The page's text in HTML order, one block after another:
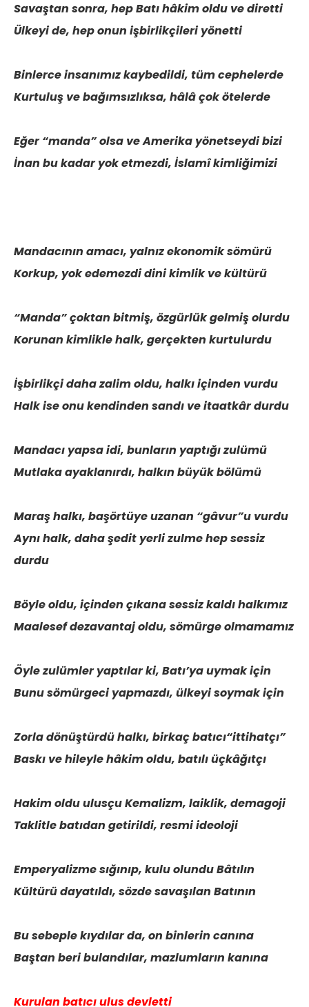
Savaştan sonra, hep Batı hâkim oldu ve diretti
Ülkeyi de, hep onun işbirlikçileri yönetti
Binlerce insanımız kaybedildi, tüm cephelerde
Kurtuluş ve bağımsızlıksa, hâlâ çok ötelerde
Eğer “manda” olsa ve Amerika yönetseydi bizi
İnan bu kadar yok etmezdi, İslamî kimliğimizi
Mandacının amacı, yalnız ekonomik sömürü
Korkup, yok edemezdi dini kimlik ve kültürü
“Manda” çoktan bitmiş, özgürlük gelmiş olurdu
Korunan kimlikle halk, gerçekten kurtulurdu
İşbirlikçi daha zalim oldu, halkı içinden vurdu
Halk ise onu kendinden sandı ve itaatkâr durdu
Mandacı yapsa idi, bunların yaptığı zulümü
Mutlaka ayaklanırdı, halkın büyük bölümü
Maraş halkı, başörtüye uzanan “gâvur”u vurdu
Aynı halk, daha şedit yerli zulme hep sessiz
durdu
Böyle oldu, içinden çıkana sessiz kaldı halkımız
Maalesef dezavantaj oldu, sömürge olmamamız
Öyle zulümler yaptılar ki, Batı’ya uymak için
Bunu sömürgeci yapmazdı, ülkeyi soymak için
Zorla dönüştürdü halkı, birkaç batıcı“ittihatçı”
Baskı ve hileyle hâkim oldu, batılı üçkâğıtçı
Hakim oldu ulusçu Kemalizm, laiklik, demagoji
Taklitle batıdan getirildi, resmi ideoloji
Emperyalizme sığınıp, kulu olundu Bâtılın
Kültürü dayatıldı, sözde savaşılan Batının
Bu sebeple kıydılar da, on binlerin canına
Baştan beri bulandılar, mazlumların kanına
Kurulan batıcı ulus devletti